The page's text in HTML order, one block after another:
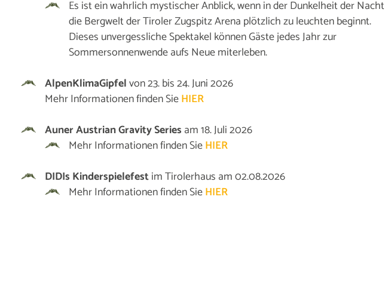
Es ist ein wahrlich mystischer Anblick, wenn in der Dunkelheit der Nacht
die Bergwelt der Tiroler Zugspitz Arena plötzlich zu leuchten beginnt.
Dieses unvergessliche Spektakel können Gäste jedes Jahr zur
Sommersonnenwende aufs Neue miterleben.
AlpenKlimaGipfelvon 23. bis 24. Juni 2026
Mehr Informationen finden SieHIER
Auner Austrian Gravity Series am 18. Juli 2026
Mehr Informationen finden SieHIER
DIDIs Kinderspielefestim Tirolerhaus am 02.08.2026
Mehr Informationen finden SieHIER